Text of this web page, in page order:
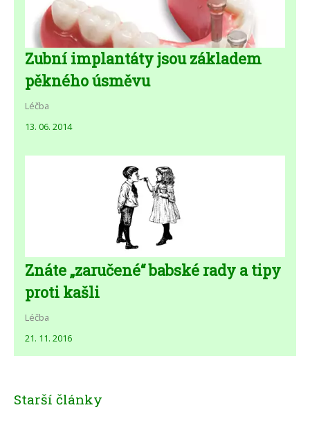
Zubní implantáty jsou základem
pěkného úsměvu
Léčba
13. 06. 2014
Znáte „zaručené“ babské rady a tipy
proti kašli
Léčba
21. 11. 2016
Starší články